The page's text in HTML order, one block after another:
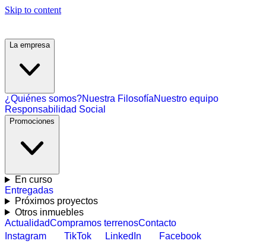
Skip to content
La empresa
¿Quiénes somos?Nuestra FilosofíaNuestro equipo
Responsabilidad Social
Promociones
En curso
Entregadas
Próximos proyectos
Otros inmuebles
ActualidadCompramos terrenosContacto
Instagram
TikTok LinkedIn Facebook